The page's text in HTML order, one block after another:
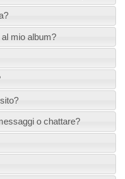
mio album?
o chattare?